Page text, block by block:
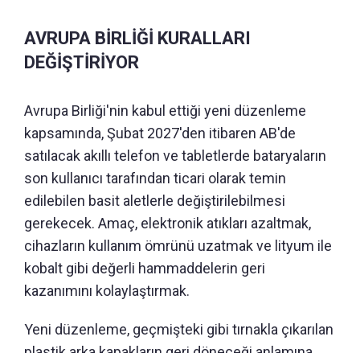
AVRUPA BİRLİĞİ KURALLARI
DEĞİŞTİRİYOR
Avrupa Birliği'nin kabul ettiği yeni düzenleme
kapsamında, Şubat 2027'den itibaren AB'de
satılacak akıllı telefon ve tabletlerde bataryaların
son kullanıcı tarafından ticari olarak temin
edilebilen basit aletlerle değiştirilebilmesi
gerekecek. Amaç, elektronik atıkları azaltmak,
cihazların kullanım ömrünü uzatmak ve lityum ile
kobalt gibi değerli hammaddelerin geri
kazanımını kolaylaştırmak.
Yeni düzenleme, geçmişteki gibi tırnakla çıkarılan